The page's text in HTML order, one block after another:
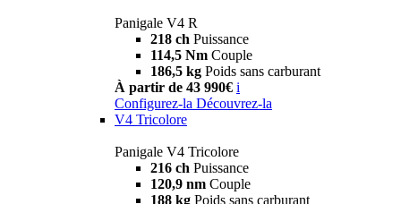
Panigale V4 R
218 ch Puissance
114,5 Nm Couple
186,5 kg Poids sans carburant
À partir de 43 990€ i
Configurez-la Découvrez-la
V4 Tricolore
Panigale V4 Tricolore
216 ch Puissance
120,9 nm Couple
188 kg Poids sans carburant